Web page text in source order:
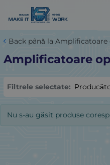
Back până la Amplificatoare
Amplificatoare
Filtrele selectate:
Nu s-au găsit produse